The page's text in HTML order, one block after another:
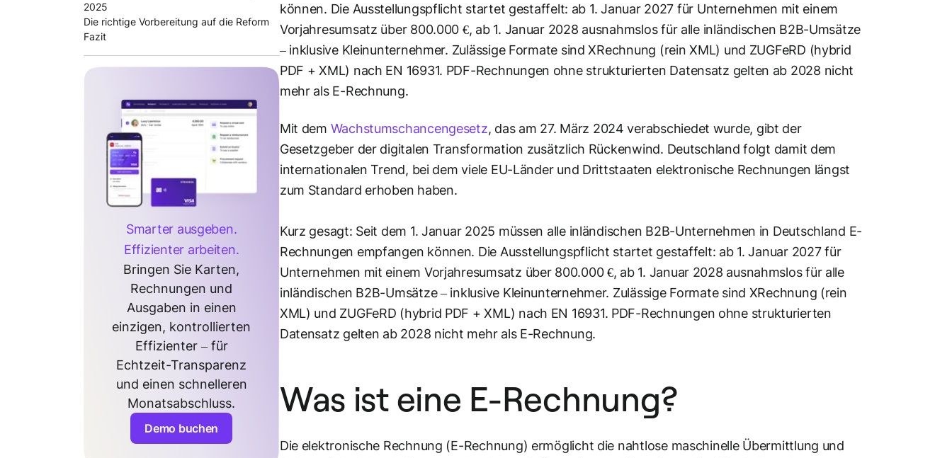
können. Die Ausstellungspflicht startet gestaffelt: ab 1. Januar 2027 für Unternehmen mit einem
Vorjahresumsatz über 800.000 €, ab 1. Januar 2028 ausnahmslos für alle inländischen B2B-Umsätze
– inklusive Kleinunternehmer. Zulässige Formate sind XRechnung (rein XML) und ZUGFeRD (hybrid
PDF + XML) nach EN 16931. PDF-Rechnungen ohne strukturierten Datensatz gelten ab 2028 nicht
mehr als E-Rechnung.
Mit dem Wachstumschancengesetz, das am 27. März 2024 verabschiedet wurde, gibt der
Gesetzgeber der digitalen Transformation zusätzlich Rückenwind. Deutschland folgt damit dem
internationalen Trend, bei dem viele EU-Länder und Drittstaaten elektronische Rechnungen längst
zum Standard erhoben haben.
Kurz gesagt: Seit dem 1. Januar 2025 müssen alle inländischen B2B-Unternehmen in Deutschland E-
Rechnungen empfangen können. Die Ausstellungspflicht startet gestaffelt: ab 1. Januar 2027 für
Unternehmen mit einem Vorjahresumsatz über 800.000 €, ab 1. Januar 2028 ausnahmslos für alle
inländischen B2B-Umsätze – inklusive Kleinunternehmer. Zulässige Formate sind XRechnung (rein
XML) und ZUGFeRD (hybrid PDF + XML) nach EN 16931. PDF-Rechnungen ohne strukturierten
Datensatz gelten ab 2028 nicht mehr als E-Rechnung.
Was ist eine E-Rechnung?
Die elektronische Rechnung (E-Rechnung) ermöglicht die nahtlose maschinelle Übermittlung und
2025
Die richtige Vorbereitung auf die Reform
Fazit
Smarter ausgeben.
Effizienter arbeiten.
Bringen Sie Karten,
Rechnungen und
Ausgaben in einen
einzigen, kontrollierten
Effizienter – für
Echtzeit-Transparenz
und einen schnelleren
Monatsabschluss.
Demo buchen